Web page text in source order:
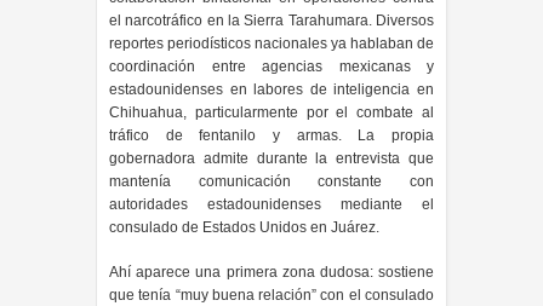
el narcotráfico en la Sierra Tarahumara. Diversos
reportes periodísticos nacionales ya hablaban de
coordinación entre agencias mexicanas y
estadounidenses en labores de inteligencia en
Chihuahua, particularmente por el combate al
tráfico de fentanilo y armas. La propia
gobernadora admite durante la entrevista que
mantenía comunicación constante con
autoridades estadounidenses mediante el
consulado de Estados Unidos en Juárez.
Ahí aparece una primera zona dudosa: sostiene
que tenía “muy buena relación” con el consulado